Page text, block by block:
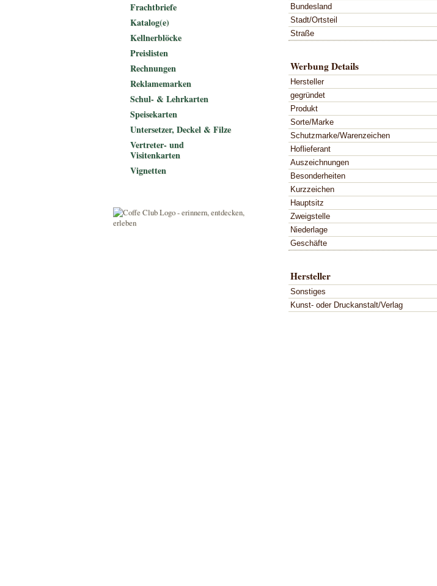
Bundesland
Stadt/Ortsteil
Straße
Werbung Details
Hersteller
gegründet
Produkt
Sorte/Marke
Schutzmarke/Warenzeichen
Hoflieferant
Auszeichnungen
Besonderheiten
Kurzzeichen
Hauptsitz
Zweigstelle
Niederlage
Geschäfte
Hersteller
Sonstiges
Kunst- oder Druckanstalt/Verlag
Frachtbriefe
Katalog(e)
Kellnerblöcke
Preislisten
Rechnungen
Reklamemarken
Schul- & Lehrkarten
Speisekarten
Untersetzer, Deckel & Filze
Vertreter- und
Visitenkarten
Vignetten